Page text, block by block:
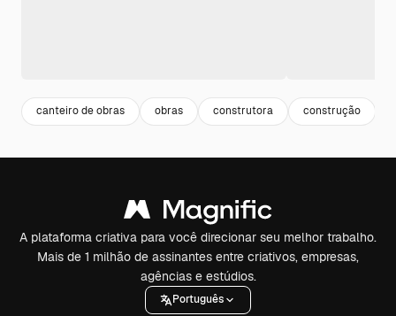
canteiro de obras obras construtora construção
A plataforma criativa para você direcionar seu melhor trabalho.
Mais de 1 milhão de assinantes entre criativos, empresas,
agências e estúdios.
Português